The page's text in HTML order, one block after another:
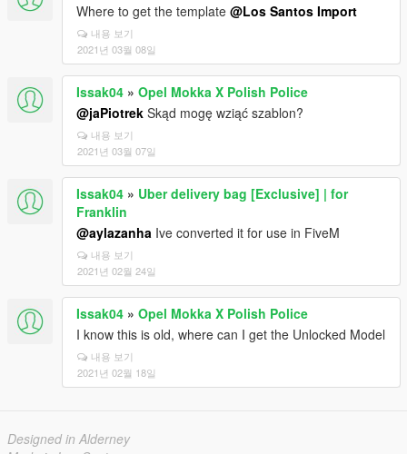
Where to get the template @Los Santos Import
내용 보기
2021년 03월 08일
Issak04 » Opel Mokka X Polish Police
@jaPiotrek Skąd mogę wziąć szablon?
내용 보기
2021년 03월 07일
Issak04 » Uber delivery bag [Exclusive] | for
Franklin
@aylazanha Ive converted it for use in FiveM
내용 보기
2021년 02월 24일
Issak04 » Opel Mokka X Polish Police
I know this is old, where can I get the Unlocked Model
내용 보기
2021년 02월 18일
Designed in Alderney